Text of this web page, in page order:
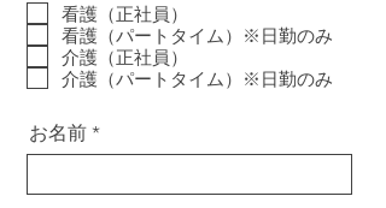
項
目
看護（正社員）
看護（パートタイム）※日勤のみ
介護（正社員）
介護（パートタイム）※日勤のみ
お名前